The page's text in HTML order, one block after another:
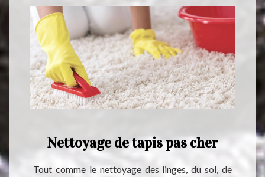
Nettoyage de tapis pas cher
Tout comme le nettoyage des linges, du sol, de